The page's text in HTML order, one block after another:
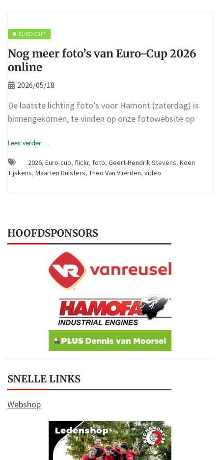
EURO-CUP
Nog meer foto’s van Euro-Cup 2026
online
2026/05/18
De laatste lichting foto’s voor Hamont (zaterdag) is
binnengekomen, te vinden op onze fotowebsite op
Lees verder ...
2026, Euro-cup, flickr, foto, Geert-Hendrik Stevens, Koen
Tijskens, Maarten Duisters, Theo Van Vlierden, video
HOOFDSPONSORS
SNELLE LINKS
Webshop